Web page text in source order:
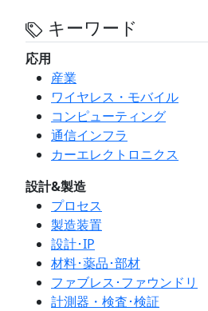
キーワード
応用
産業
ワイヤレス・モバイル
コンピューティング
通信インフラ
カーエレクトロニクス
設計&製造
プロセス
製造装置
設計･IP
材料･薬品･部材
ファブレス･ファウンドリ
計測器・検査･検証